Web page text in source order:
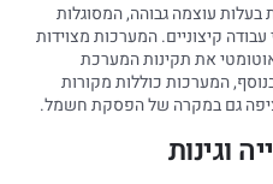
בעלות עוצמה גבוהה, המסוגלות
קיצוניים. המערכות מצוידות
את תקינות המערכת
המערכות כוללות מקורות
גם במקרה של הפסקת חשמל.
וגינות